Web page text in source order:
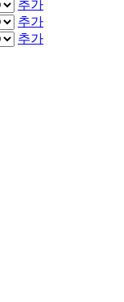
추가
추가
추가